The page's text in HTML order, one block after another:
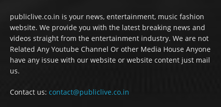
publiclive.co.in is your news, entertainment, music fashion
website. We provide you with the latest breaking news and
videos straight from the entertainment industry. We are not
Related Any Youtube Channel Or other Media House Anyone
have any issue with our website or website content just mail
us.
Contact us: contact@publiclive.co.in